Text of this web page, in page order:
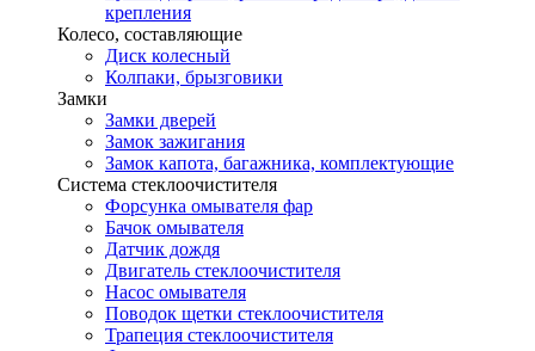
крепления
Колесо, составляющие
Диск колесный
Колпаки, брызговики
Замки
Замки дверей
Замок зажигания
Замок капота, багажника, комплектующие
Система стеклоочистителя
Форсунка омывателя фар
Бачок омывателя
Датчик дождя
Двигатель стеклоочистителя
Насос омывателя
Поводок щетки стеклоочистителя
Трапеция стеклоочистителя